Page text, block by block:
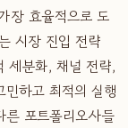
장 효율적으로 도
시장 진입 전략
세분화, 채널 전략,
하고 최적의 실행
른 포트폴리오사들